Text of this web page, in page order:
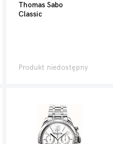
Thomas Sabo
Classic
Produkt niedostępny